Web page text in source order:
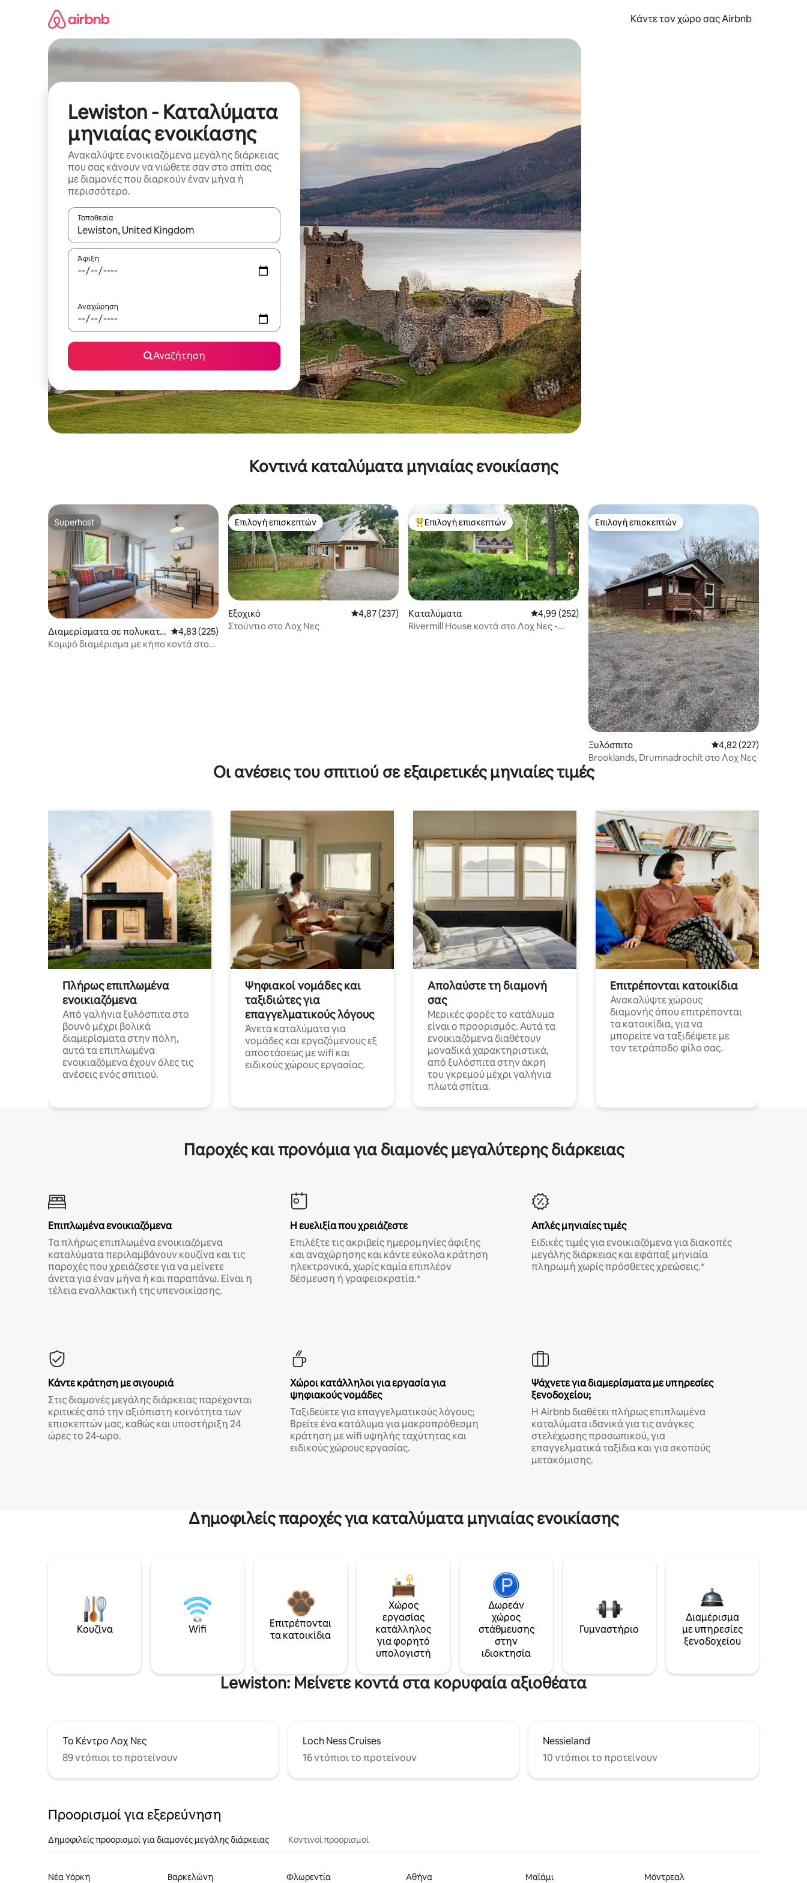
περιεχόμενο
Κάντε τον χώρο σας Airbnb
Lewiston - Καταλύματα
μηνιαίας ενοικίασης
Ανακαλύψτε ενοικιαζόμενα μεγάλης διάρκειας
που σας κάνουν να νιώθετε σαν στο σπίτι σας
με διαμονές που διαρκούν έναν μήνα ή
περισσότερο.
Τοποθεσία
Όταν τα αποτελέσματα είναι διαθέσιμα, μπορείτε να πλοηγηθείτε στη σελίδα με τα κουμπιά πάνω και κάτω βέλους, να την εξερευνήσετε με την αφή ή να τη σύρετε με τα δάχτυλα.
Άφιξη
Αναχώρηση
Αναζήτηση
Κοντινά καταλύματα μηνιαίας ενοικίασης
Superhost
Superhost
Διαμερίσματα σε πολυκατο
ικία
Μέση βαθμολογία: 4,83 στα 5, 225 κριτικές
4,83 (225)
Κομψό διαμέρισμα με κήπο κοντά στο
Επιλογή επισκεπτών
Επιλογή επισκεπτών
Εξοχικό Μέση βαθμολογία: 4,87 στα 5, 237 κριτικές
4,87 (237)
Στούντιο στο Λοχ Νες
Κορυφαία επιλογή επισκεπτών
Επιλογή επισκεπτών
Καταλύματα Μέση βαθμολογία: 4,99 στα 5, 252 κριτικές
4,99 (252)
Rivermill House κοντά στο Λοχ Νες -
Επιλογή επισκεπτών
Επιλογή επισκεπτών
Ξυλόσπιτο Μέση βαθμολογία:
4,82 (227)
Brooklands, Drumnadrochit στο Λοχ Νες
Οι ανέσεις του σπιτιού σε εξαιρετικές μηνιαίες τιμές
Πλήρως επιπλωμένα
ενοικιαζόμενα
Από γαλήνια ξυλόσπιτα στο
βουνό μέχρι βολικά
διαμερίσματα στην πόλη,
αυτά τα επιπλωμένα
ενοικιαζόμενα έχουν όλες τις
ανέσεις ενός σπιτιού.
Ψηφιακοί νομάδες και
ταξιδιώτες για
επαγγελματικούς λόγους
Άνετα καταλύματα για
νομάδες και εργαζόμενους εξ
αποστάσεως με wifi και
ειδικούς χώρους εργασίας.
Απολαύστε τη διαμονή
σας
Μερικές φορές το κατάλυμα
είναι ο προορισμός. Αυτά τα
ενοικιαζόμενα διαθέτουν
μοναδικά χαρακτηριστικά,
από ξυλόσπιτα στην άκρη
του γκρεμού μέχρι γαλήνια
πλωτά σπίτια.
Επιτρέπονται κατοικίδια
Ανακαλύψτε χώρους
διαμονής όπου επιτρέπονται
τα κατοικίδια, για να
μπορείτε να ταξιδέψετε με
τον τετράποδο φίλο σας.
Παροχές και προνόμια για διαμονές μεγαλύτερης διάρκειας
Επιπλωμένα ενοικιαζόμενα
Τα πλήρως επιπλωμένα ενοικιαζόμενα
καταλύματα περιλαμβάνουν κουζίνα και τις
παροχές που χρειάζεστε για να μείνετε
άνετα για έναν μήνα ή και παραπάνω. Είναι η
τέλεια εναλλακτική της υπενοικίασης.
Η ευελιξία που χρειάζεστε
Επιλέξτε τις ακριβείς ημερομηνίες άφιξης
και αναχώρησης και κάντε εύκολα κράτηση
ηλεκτρονικά, χωρίς καμία επιπλέον
δέσμευση ή γραφειοκρατία.*
Απλές μηνιαίες τιμές
Ειδικές τιμές για ενοικιαζόμενα για διακοπές
μεγάλης διάρκειας και εφάπαξ μηνιαία
πληρωμή χωρίς πρόσθετες χρεώσεις.*
Κάντε κράτηση με σιγουριά
Στις διαμονές μεγάλης διάρκειας παρέχονται
κριτικές από την αξιόπιστη κοινότητα των
επισκεπτών μας, καθώς και υποστήριξη 24
ώρες το 24-ωρο.
Χώροι κατάλληλοι για εργασία για
ψηφιακούς νομάδες
Ταξιδεύετε για επαγγελματικούς λόγους;
Βρείτε ένα κατάλυμα για μακροπρόθεσμη
κράτηση με wifi υψηλής ταχύτητας και
ειδικούς χώρους εργασίας.
Ψάχνετε για διαμερίσματα με υπηρεσίες
ξενοδοχείου;
Η Airbnb διαθέτει πλήρως επιπλωμένα
καταλύματα ιδανικά για τις ανάγκες
στελέχωσης προσωπικού, για
επαγγελματικά ταξίδια και για σκοπούς
μετακόμισης.
Δημοφιλείς παροχές για καταλύματα μηνιαίας ενοικίασης
Κουζίνα Wifi
Επιτρέπονται
τα κατοικίδια
Χώρος
εργασίας
κατάλληλος
για φορητό
υπολογιστή
Δωρεάν
χώρος
στάθμευσης
στην
ιδιοκτησία
Γυμναστήριο
Διαμέρισμα
με υπηρεσίες
ξενοδοχείου
Lewiston: Μείνετε κοντά στα κορυφαία αξιοθέατα
Το Κέντρο Λοχ Νες
89 ντόπιοι το προτείνουν
Loch Ness Cruises
16 ντόπιοι το προτείνουν
Nessieland
10 ντόπιοι το προτείνουν
Προορισμοί για εξερεύνηση
Δημοφιλείς προορισμοί για διαμονές μεγάλης διάρκειας Κοντινοί προορισμοί
Νέα Υόρκη
Βαρκελώνη
Φλωρεντία
Αθήνα
Μαϊάμι
Μόντρεαλ